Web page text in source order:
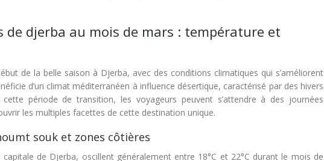
djerba au mois de mars : température et
de la belle saison à Djerba, avec des conditions climatiques qui s’améliorent
d’un climat méditerranéen à influence désertique, caractérisé par des hivers
période de transition, les voyageurs peuvent s’attendre à des journées
les multiples facettes de cette destination unique.
souk et zones côtières
de Djerba, oscillent généralement entre 18°C et 22°C durant le mois de